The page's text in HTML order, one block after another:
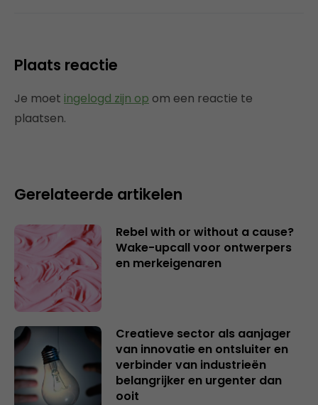
Plaats reactie
Je moet ingelogd zijn op om een reactie te
plaatsen.
Gerelateerde artikelen
Rebel with or without a cause?
Wake-upcall voor ontwerpers
en merkeigenaren
Creatieve sector als aanjager
van innovatie en ontsluiter en
verbinder van industrieën
belangrijker en urgenter dan
ooit